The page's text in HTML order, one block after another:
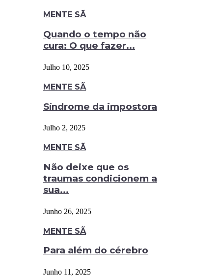
MENTE SÃ
Quando o tempo não
cura: O que fazer...
Julho 10, 2025
MENTE SÃ
Síndrome da impostora
Julho 2, 2025
MENTE SÃ
Não deixe que os
traumas condicionem a
sua...
Junho 26, 2025
MENTE SÃ
Para além do cérebro
Junho 11, 2025